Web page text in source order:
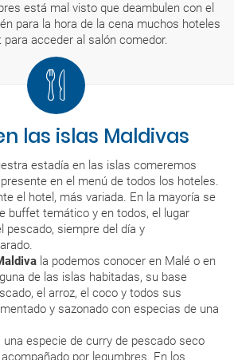
está mal visto que deambulen con el
para la hora de la cena muchos hoteles
acceder al salón comedor.
las islas Maldivas
estadía en las islas comeremos
en el menú de todos los hoteles.
el hotel, más variada. En la mayoría se
buffet temático y en todos, el lugar
pescado, siempre del día y
la podemos conocer en Malé o en
de las islas habitadas, su base
el arroz, el coco y todos sus
y sazonado con especias de una
una especie de curry de pescado seco
por legumbres. En los